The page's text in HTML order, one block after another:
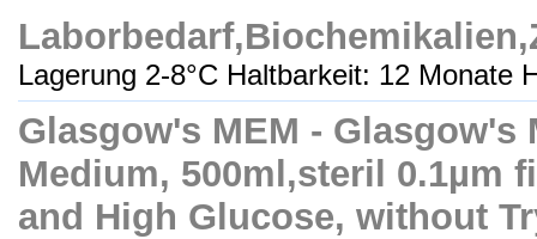
Lagerung 2-8°C Haltbarkeit: 12 Monate
Glasgow's MEM -
Medium, 500ml,steril 0.1µm
and High Glucose, without